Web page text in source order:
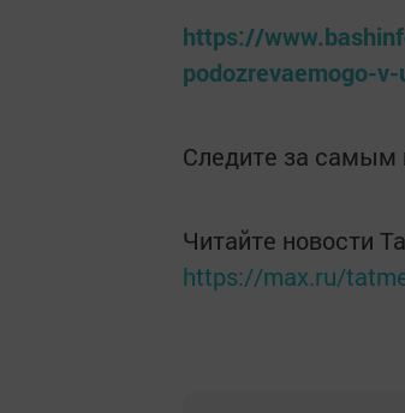
https://
podozrevaemogo-
Следите за
Читайте новости
https://max.ru/